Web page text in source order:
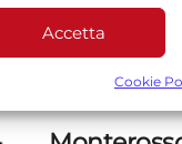
Funzionalità
Abbinare e combinare dati
alle informazioni
Accetta
Cookie
risultati di